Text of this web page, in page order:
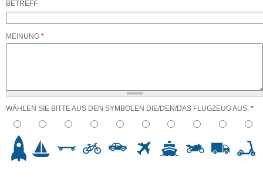
BETREFF
MEINUNG *
WÄHLEN SIE BITTE AUS DEN SYMBOLEN DIE/DEN/DAS FLUGZEUG AUS. *